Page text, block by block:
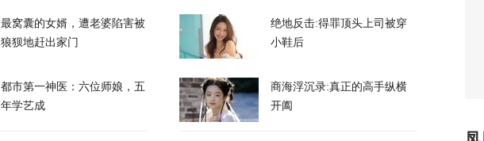
天下事
对伊战争消耗过大，美弹药库存告急？特朗普、美防长回应
最窝囊的女婿，遭老婆陷害被
狼狈地赶出家门
绝地反击:得罪顶头上司被穿
小鞋后
都市第一神医：六位师娘，五
年学艺成
商海浮沉录:真正的高手纵横
开阖